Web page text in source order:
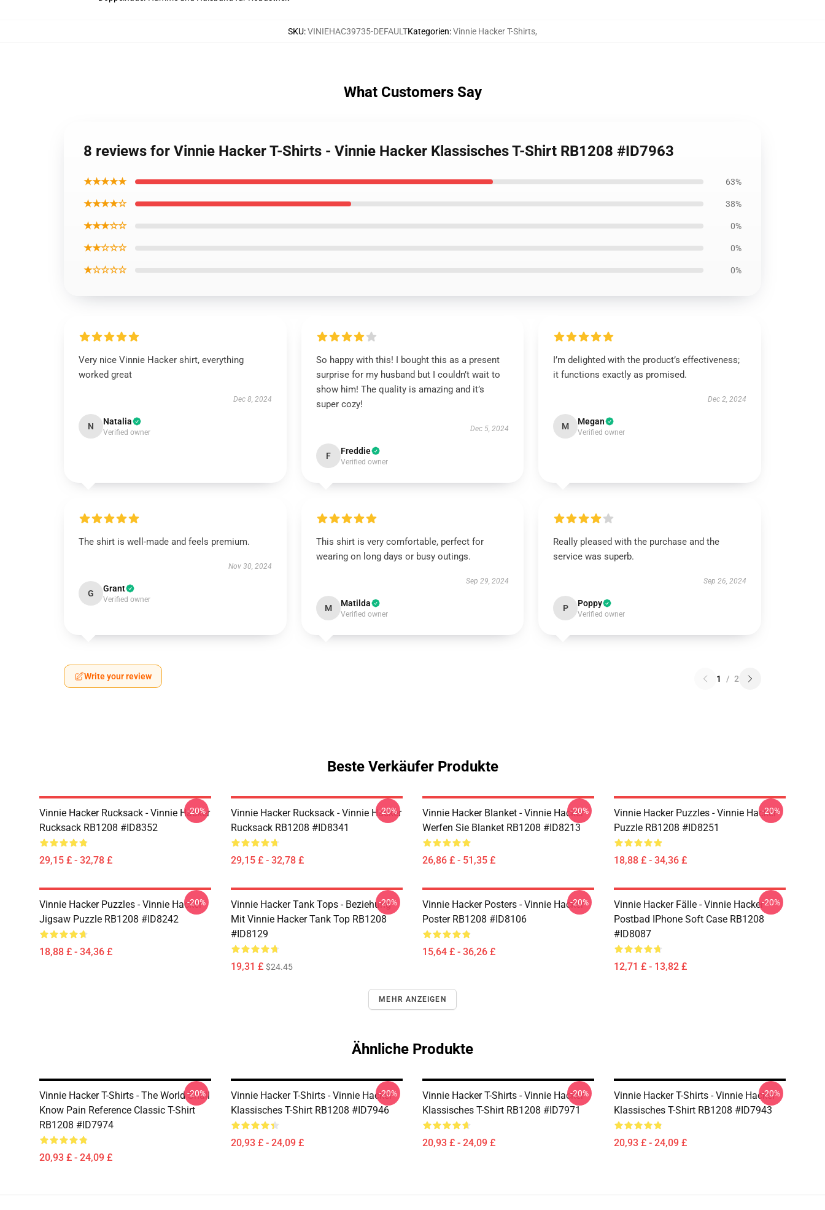
SKU:VINIEHAC39735-DEFAULTKategorien:Vinnie Hacker T-Shirts,
What Customers Say
8 reviews for Vinnie Hacker T-Shirts - Vinnie Hacker Klassisches T-Shirt RB1208 #ID7963
★★★★★ 63%
★★★★☆ 38%
★★★☆☆ 0%
★★☆☆☆ 0%
★☆☆☆☆ 0%
Very nice Vinnie Hacker shirt, everything
worked great
Dec 8, 2024
N Natalia
Verified owner
So happy with this! I bought this as a present
surprise for my husband but I couldn’t wait to
show him! The quality is amazing and it’s
super cozy!
Dec 5, 2024
F Freddie
Verified owner
I’m delighted with the product’s effectiveness;
it functions exactly as promised.
Dec 2, 2024
M Megan
Verified owner
The shirt is well-made and feels premium.
Nov 30, 2024
G Grant
Verified owner
This shirt is very comfortable, perfect for
wearing on long days or busy outings.
Sep 29, 2024
M Matilda
Verified owner
Really pleased with the purchase and the
service was superb.
Sep 26, 2024
P Poppy
Verified owner
Write your review 1 / 2
Beste Verkäufer Produkte
Vinnie Hacker Rucksack - Vinnie Hacker
Rucksack RB1208 #ID8352
29,15 £ - 32,78 £
-20%
Vinnie Hacker Rucksack - Vinnie Hacker
Rucksack RB1208 #ID8341
29,15 £ - 32,78 £
-20%
Vinnie Hacker Blanket - Vinnie Hacker
Werfen Sie Blanket RB1208 #ID8213
26,86 £ - 51,35 £
-20%
Vinnie Hacker Puzzles - Vinnie Hacker
Puzzle RB1208 #ID8251
18,88 £ - 34,36 £
-20%
Vinnie Hacker Puzzles - Vinnie Hacker
Jigsaw Puzzle RB1208 #ID8242
18,88 £ - 34,36 £
-20%
Vinnie Hacker Tank Tops - Beziehung
Mit Vinnie Hacker Tank Top RB1208
#ID8129
19,31 £ $24.45
-20%
Vinnie Hacker Posters - Vinnie Hacker
Poster RB1208 #ID8106
15,64 £ - 36,26 £
-20%
Vinnie Hacker Fälle - Vinnie Hacker
Postbad IPhone Soft Case RB1208
#ID8087
12,71 £ - 13,82 £
-20%
MEHR ANZEIGEN
Ähnliche Produkte
Vinnie Hacker T-Shirts - The World Shall
Know Pain Reference Classic T-Shirt
RB1208 #ID7974
20,93 £ - 24,09 £
-20%
Vinnie Hacker T-Shirts - Vinnie Hacker
Klassisches T-Shirt RB1208 #ID7946
20,93 £ - 24,09 £
-20%
Vinnie Hacker T-Shirts - Vinnie Hacker
Klassisches T-Shirt RB1208 #ID7971
20,93 £ - 24,09 £
-20%
Vinnie Hacker T-Shirts - Vinnie Hacker
Klassisches T-Shirt RB1208 #ID7943
20,93 £ - 24,09 £
-20%